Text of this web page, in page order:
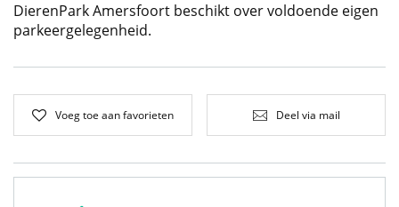
DierenPark Amersfoort beschikt over voldoende eigen
parkeergelegenheid.
Voeg toe aan favorieten Deel via mail